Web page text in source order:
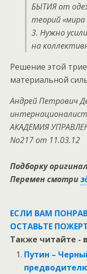
БЫТИЯ от
теорий «мира
3. Нужно
на
Решение этой
материальной
Андрей Петрович
АКАДЕМИЯ
No217 от 11.03.12
Подборку
Перемен смотри
ЕСЛИ ВАМ
ОСТАВЬТЕ
Также читайте -
Путин –